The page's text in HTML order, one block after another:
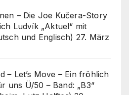
– Die Joe Kučera-Story
Ludvík „Aktuel“ mit
und Englisch) 27. März
– Let’s Move – Ein fröhlich
uns Ü/50 – Band: „B3“